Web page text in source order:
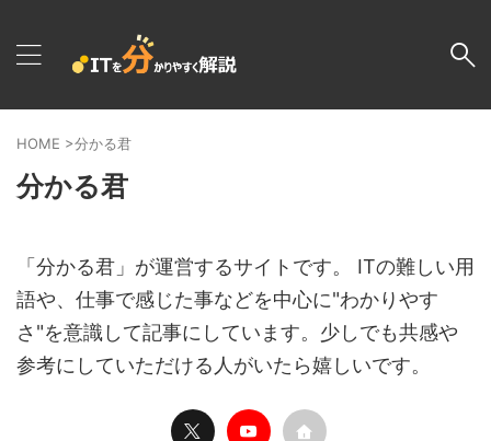
HOME >分かる君
分かる君
「分かる君」が運営するサイトです。 ITの難しい用
語や、仕事で感じた事などを中心に"わかりやす
さ"を意識して記事にしています。少しでも共感や
参考にしていただける人がいたら嬉しいです。